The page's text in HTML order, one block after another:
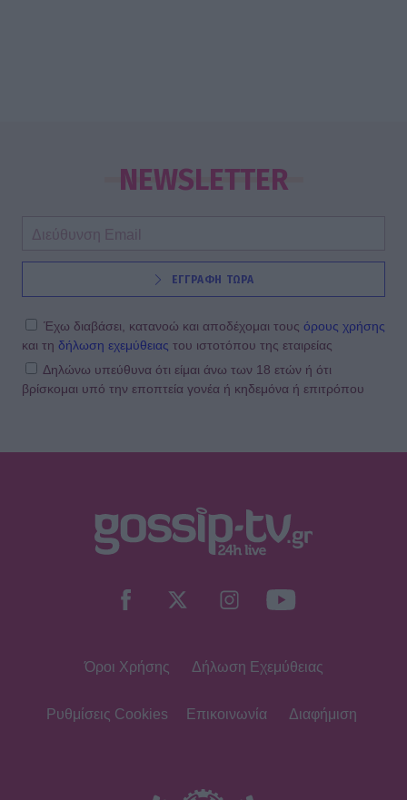
NEWSLETTER
ΕΓΓΡΑΦΗ ΤΩΡΑ
Έχω διαβάσει, κατανοώ και αποδέχομαι τους όρους χρήσης
και τη δήλωση εχεμύθειας του ιστοτόπου της εταιρείας
Δηλώνω υπεύθυνα ότι είμαι άνω των 18 ετών ή ότι
βρίσκομαι υπό την εποπτεία γονέα ή κηδεμόνα ή επιτρόπου
Όροι Χρήσης Δήλωση Εχεμύθειας
Ρυθμίσεις Cookies Επικοινωνία Διαφήμιση